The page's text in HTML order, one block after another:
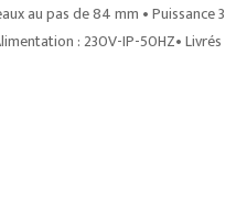
au pas de 84 mm • Puissance 3
: 230V-IP-50HZ• Livrés